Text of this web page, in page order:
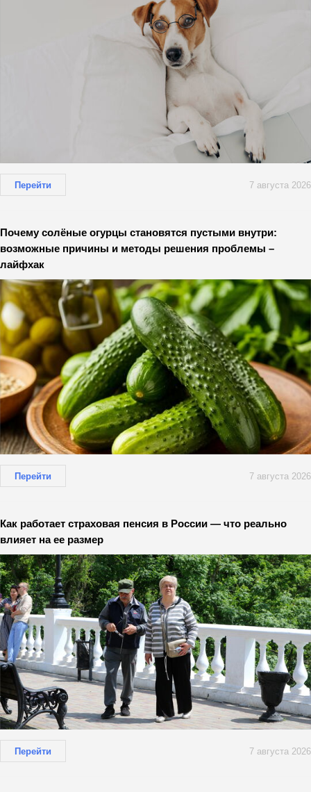
Перейти 7 августа 2026
Почему солёные огурцы становятся пустыми внутри:
возможные причины и методы решения проблемы –
лайфхак
Перейти 7 августа 2026
Как работает страховая пенсия в России — что реально
влияет на ее размер
Перейти 7 августа 2026